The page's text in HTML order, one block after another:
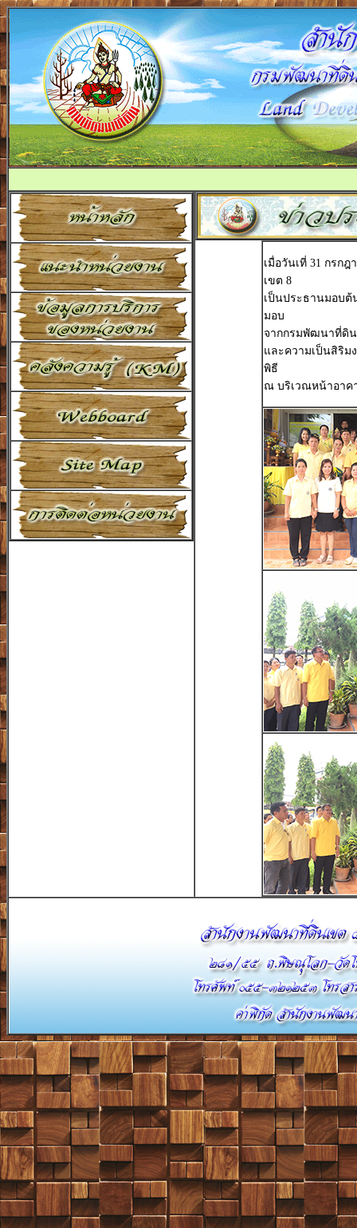
เมื่อวันเที่ 31 กรก
เขต 8
เป็นประธานมอบต้
มอบ
จากกรมพัฒนาที่ดิน
และความเป็นสิริม
พิธี
ณ บริเวณหน้าอาค